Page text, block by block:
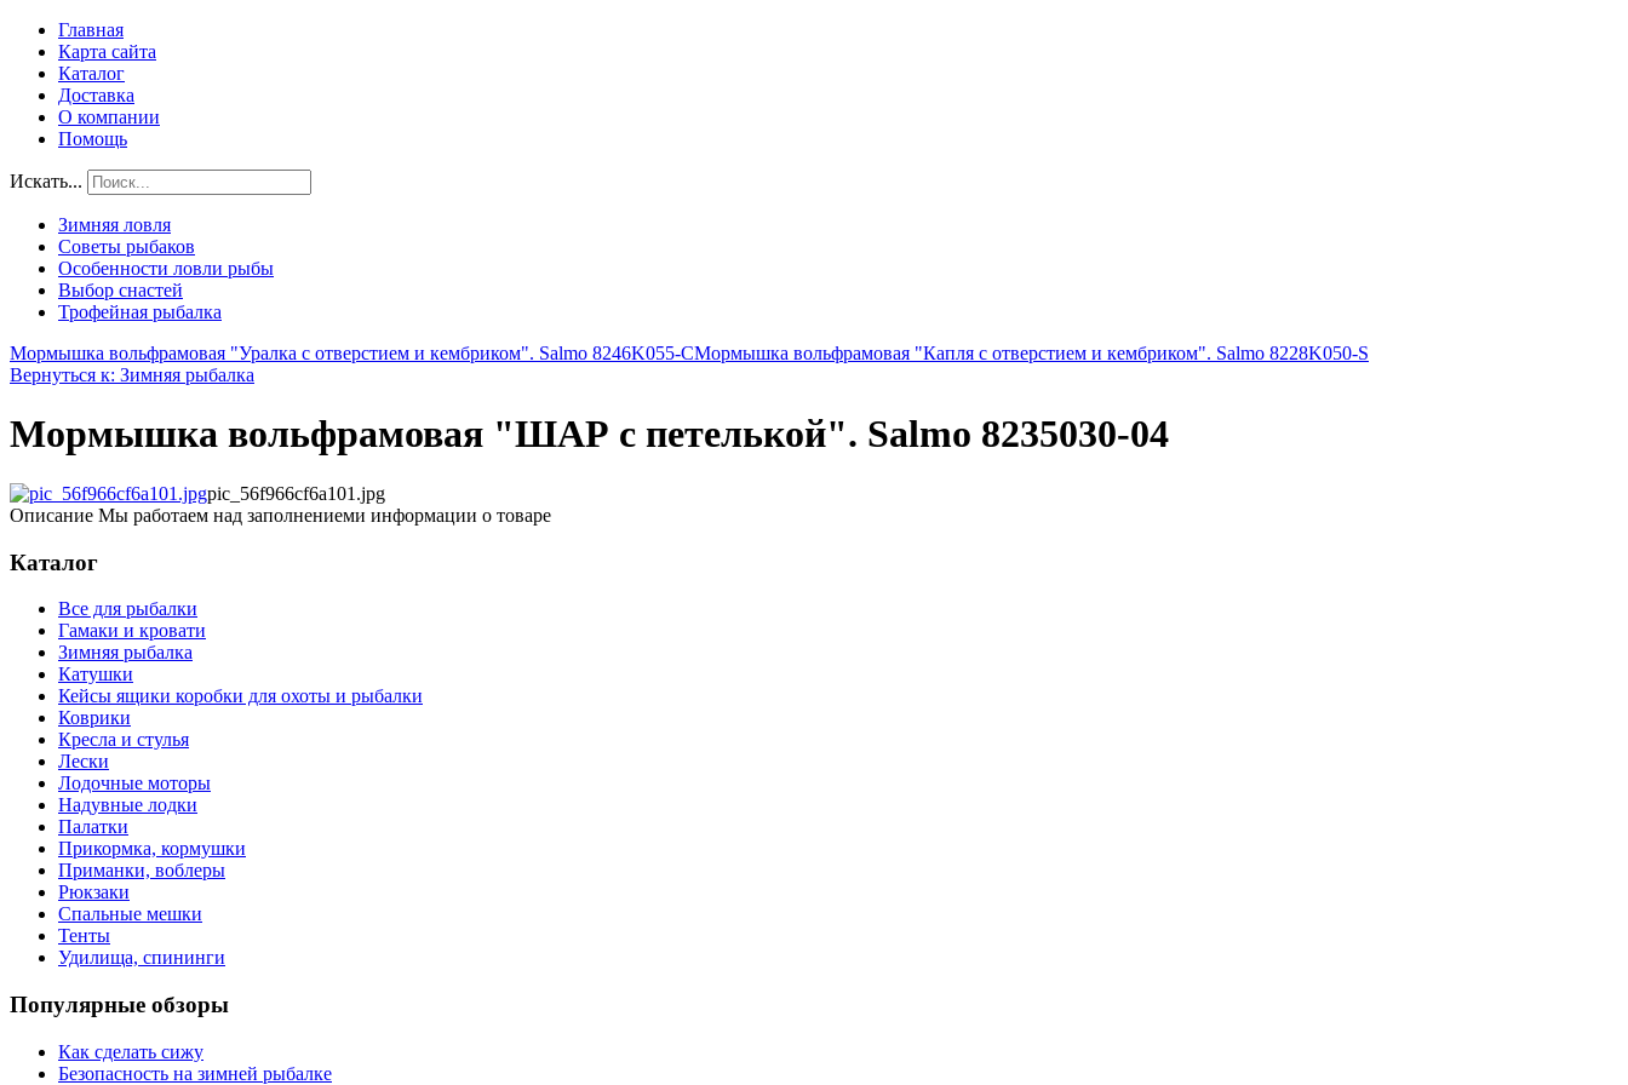
Главная
Карта сайта
Каталог
Доставка
О компании
Помощь
Искать...
Зимняя ловля
Советы рыбаков
Особенности ловли рыбы
Выбор снастей
Трофейная рыбалка
Мормышка вольфрамовая "Уралка с отверстием и кембриком". Salmo 8246K055-CМормышка вольфрамовая "Капля с отверстием и кембриком". Salmo 8228K050-S
Вернуться к: Зимняя рыбалка
Мормышка вольфрамовая "ШАР с петелькой". Salmo 8235030-04
pic_56f966cf6a101.jpg
Описание Мы работаем над заполнениеми информации о товаре
Каталог
Все для рыбалки
Гамаки и кровати
Зимняя рыбалка
Катушки
Кейсы ящики коробки для охоты и рыбалки
Коврики
Кресла и стулья
Лески
Лодочные моторы
Надувные лодки
Палатки
Прикормка, кормушки
Приманки, воблеры
Рюкзаки
Спальные мешки
Тенты
Удилища, спининги
Популярные обзоры
Как сделать сижу
Безопасность на зимней рыбалке